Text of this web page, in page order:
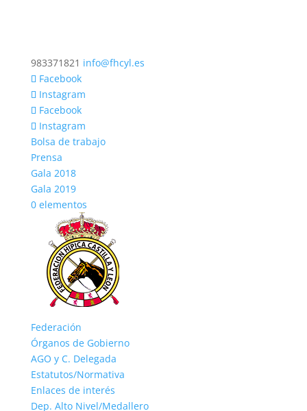
983371821 info@fhcyl.es
Facebook
Instagram
Facebook
Instagram
Bolsa de trabajo
Prensa
Gala 2018
Gala 2019
0 elementos
Federación
Órganos de Gobierno
AGO y C. Delegada
Estatutos/Normativa
Enlaces de interés
Dep. Alto Nivel/Medallero